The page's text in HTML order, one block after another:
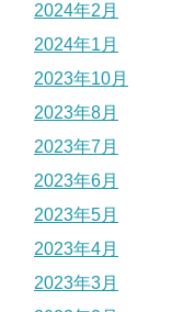
2024年2月
2024年1月
2023年10月
2023年8月
2023年7月
2023年6月
2023年5月
2023年4月
2023年3月